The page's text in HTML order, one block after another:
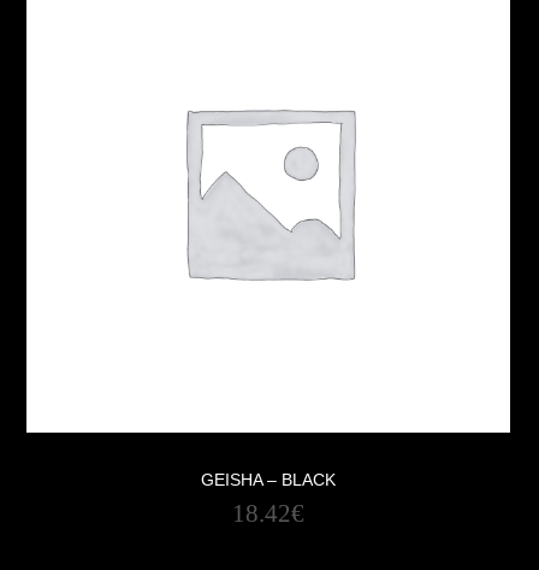
GEISHA – BLACK
18.42€